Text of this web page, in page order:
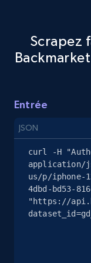
eBay -
specified
URL, Product
more.
eBay -
URL, Product
Scrapez
Entrée
JSON
curl -H
application/
us/p/iphone-
4dbd-bd53-
"https://